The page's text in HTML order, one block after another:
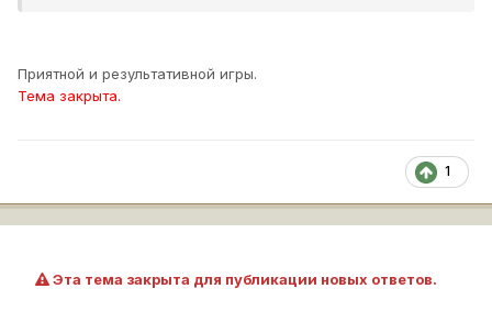
Приятной и результативной игры.
Тема закрыта.
1
Эта тема закрыта для публикации новых ответов.